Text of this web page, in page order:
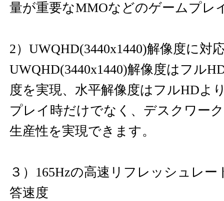
量が重要なMMOなどのゲームプレ
2）UWQHD(3440x1440)解像度に対
UWQHD(3440x1440)解像度はフル
度を実現、水平解像度はフルHDよ
プレイ時だけでなく、デスクワー
生産性を実現できます。
３）165Hzの高速リフレッシュレー
答速度